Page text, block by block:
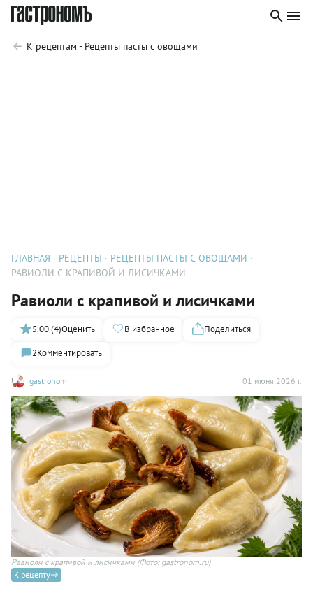
К рецептам - Рецепты пасты с овощами
ГЛАВНАЯ РЕЦЕПТЫ
РЕЦЕПТЫ ПАСТЫ С ОВОЩАМИ
РАВИОЛИ С КРАПИВОЙ И ЛИСИЧКАМИ
Равиоли с крапивой и лисичками
gastronom 01 июня 2026 г.
5.00 (4)Оценить В избранное
Поделиться
2Комментировать
Равиоли с крапивой и лисичками (Фото: gastronom.ru)
К рецепту